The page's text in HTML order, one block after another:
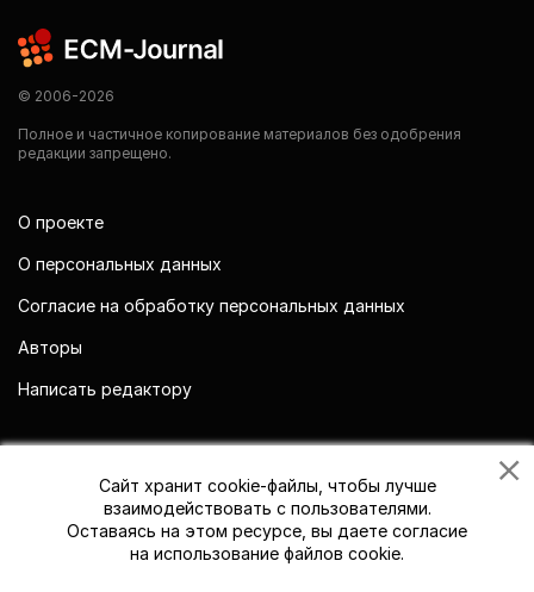
© 2006-2026
Полное и частичное копирование материалов без одобрения
редакции запрещено.
О проекте
О персональных данных
Согласие на обработку персональных данных
Авторы
Написать редактору
Сайт хранит cookie-файлы, чтобы лучше
взаимодействовать с пользователями.
Оставаясь на этом ресурсе, вы даете согласие
на использование файлов cookie.